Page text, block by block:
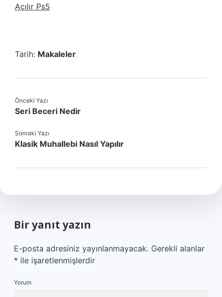
Açılır Ps5
Tarih: Makaleler
Önceki Yazı
Seri Beceri Nedir
Sonraki Yazı
Klasik Muhallebi Nasıl Yapılır
Bir yanıt yazın
E-posta adresiniz yayınlanmayacak. Gerekli alanlar
* ile işaretlenmişlerdir
Yorum